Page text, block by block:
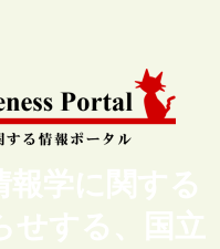
報学に関する
せする、国立